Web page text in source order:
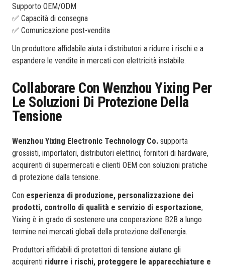
Supporto OEM/ODM
✅ Capacità di consegna
✅ Comunicazione post-vendita
Un produttore affidabile aiuta i distributori a ridurre i rischi e a
espandere le vendite in mercati con elettricità instabile.
Collaborare Con Wenzhou Yixing Per
Le Soluzioni Di Protezione Della
Tensione
Wenzhou Yixing Electronic Technology Co. supporta
grossisti, importatori, distributori elettrici, fornitori di hardware,
acquirenti di supermercati e clienti OEM con soluzioni pratiche
di protezione dalla tensione.
Con esperienza di produzione, personalizzazione dei
prodotti, controllo di qualità e servizio di esportazione,
Yixing è in grado di sostenere una cooperazione B2B a lungo
termine nei mercati globali della protezione dell'energia.
Produttori affidabili di protettori di tensione aiutano gli
acquirenti ridurre i rischi, proteggere le apparecchiature e